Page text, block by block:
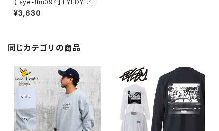
【 eye-ltm094】 EYEDY アイ
ディー 大きいサイズ メンズ ロン
グtシャツ ロンt A SMOKING P
¥3,630
同じカテゴリの商品